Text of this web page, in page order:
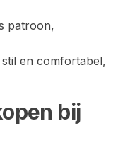
patroon,
en comfortabel,
bij